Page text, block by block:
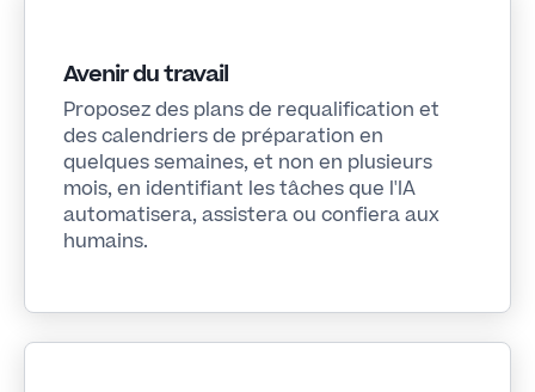
Avenir du travail
Proposez des plans de requalification et
des calendriers de préparation en
quelques semaines, et non en plusieurs
mois, en identifiant les tâches que l'IA
automatisera, assistera ou confiera aux
humains.